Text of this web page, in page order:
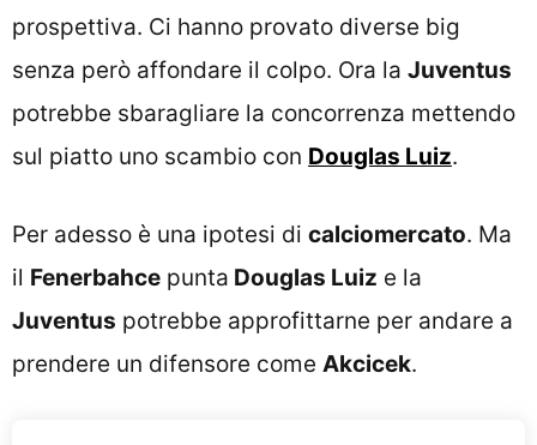
prospettiva. Ci hanno provato diverse big
senza però affondare il colpo. Ora la Juventus
potrebbe sbaragliare la concorrenza mettendo
sul piatto uno scambio con Douglas Luiz.
Per adesso è una ipotesi di calciomercato. Ma
il Fenerbahce punta Douglas Luiz e la
Juventus potrebbe approfittarne per andare a
prendere un difensore come Akcicek.